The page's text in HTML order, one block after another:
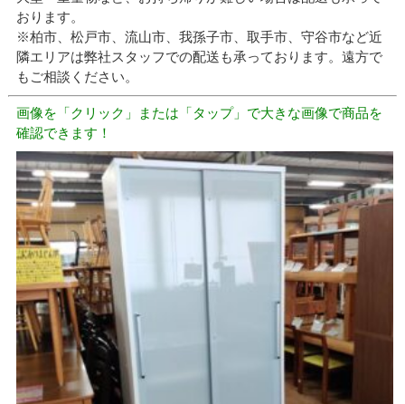
おります。
※柏市、松戸市、流山市、我孫子市、取手市、守谷市など近
隣エリアは弊社スタッフでの配送も承っております。遠方で
もご相談ください。
画像を「クリック」または「タップ」で大きな画像で商品を
確認できます！